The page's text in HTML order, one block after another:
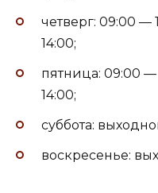
четверг: 09:00 —
14:00;
пятница: 09:00
14:00;
суббота:
воскресенье: